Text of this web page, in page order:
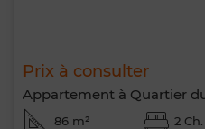
Prix à consulter
Appartement à Quartier
86 m² 2 Ch.